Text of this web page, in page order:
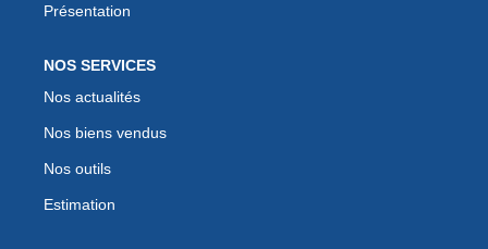
Présentation
NOS SERVICES
Nos actualités
Nos biens vendus
Nos outils
Estimation